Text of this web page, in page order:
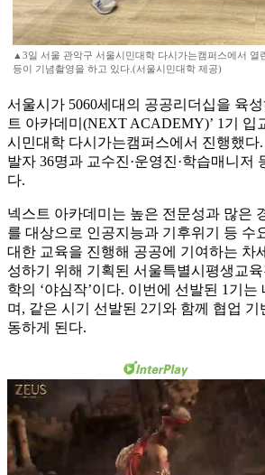
▲3일 서울 관악구 서울시민대학 다시가는캠퍼스에서 열
등이 기념촬영을 하고 있다.(서울시민대학 제공)
서울시가 5060세대의 공공리더십을 육
트 아카데미(NEXT ACADEMY)’ 1기 입
시민대학 다시가는캠퍼스에서 진행했다
발자 36명과 교수진·운영진·학습매니저
다.
넥스트 아카데미는 높은 전문성과 많은
를 대상으로 인공지능과 기후위기 등 수
대한 교육을 진행해 공공에 기여하는 차
성하기 위해 기획된 서울특별시평생교
학의 ‘야심작’이다. 이번에 선발된 1기는
며, 같은 시기 선발된 2기와 함께 협업
동하게 된다.